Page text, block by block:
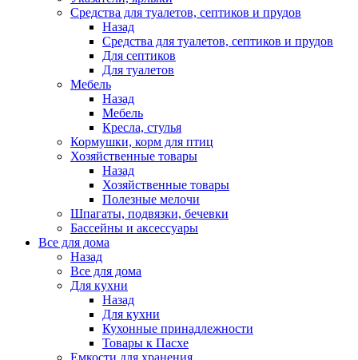
Средства для туалетов, септиков и прудов
Назад
Средства для туалетов, септиков и прудов
Для септиков
Для туалетов
Мебель
Назад
Мебель
Кресла, стулья
Кормушки, корм для птиц
Хозяйственные товары
Назад
Хозяйственные товары
Полезные мелочи
Шпагаты, подвязки, бечевки
Бассейны и аксессуары
Все для дома
Назад
Все для дома
Для кухни
Назад
Для кухни
Кухонные принадлежности
Товары к Пасхе
Емкости для хранения